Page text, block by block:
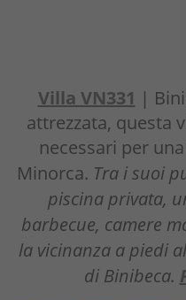
Villa VN331 |
attrezzata, questa
necessari per
Minorca. Tra i suoi
piscina privata,
barbecue, camere
la vicinanza a piedi
di Binibeca.